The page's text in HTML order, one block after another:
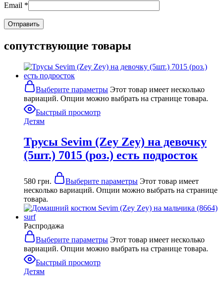
Email *
сопутствующие товары
Выберите параметры Этот товар имеет несколько
вариаций. Опции можно выбрать на странице товара.
Быстрый просмотр
Детям
Трусы Sevim (Zey Zey) на девочку
(5шт.) 7015 (роз.) есть подросток
580 грн. Выберите параметры Этот товар имеет
несколько вариаций. Опции можно выбрать на странице
товара.
Распродажа
Выберите параметры Этот товар имеет несколько
вариаций. Опции можно выбрать на странице товара.
Быстрый просмотр
Детям